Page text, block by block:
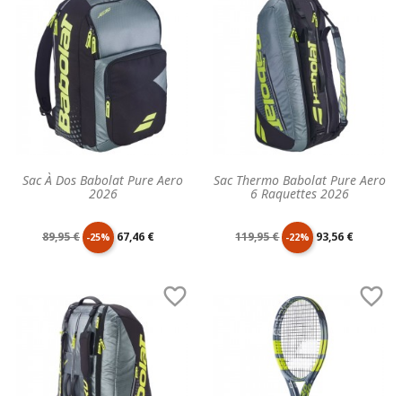
base base
Sac À Dos Babolat Pure Aero
2026
Prix
base
89,95 € -25% Prix
67,46 €
Sac Thermo Babolat Pure Aero
6 Raquettes 2026
Prix
119,95 € -22% Prix
93,56 €
 